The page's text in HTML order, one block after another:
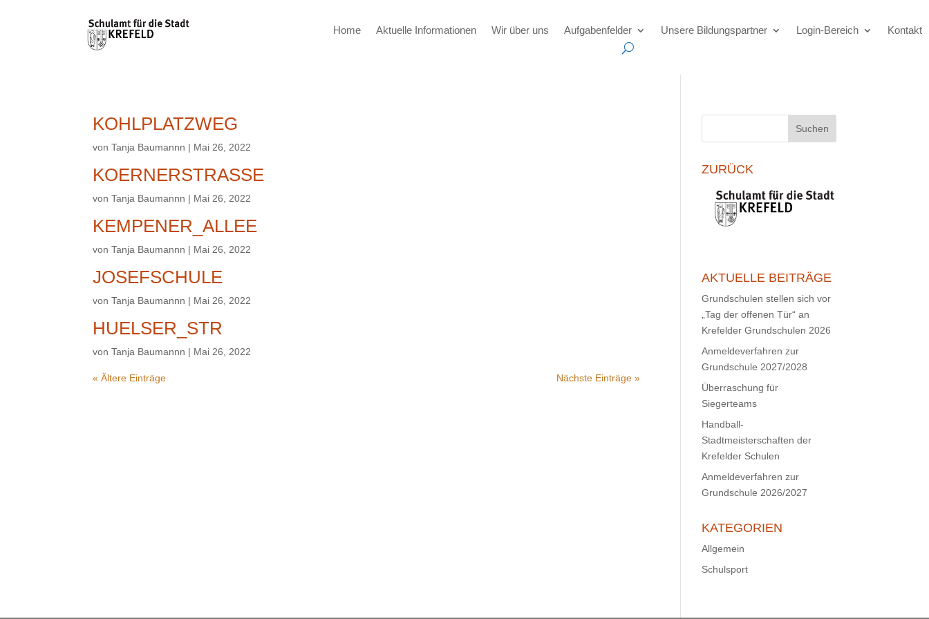
Home Aktuelle Informationen Wir über uns Aufgabenfelder Unsere Bildungspartner Login-Bereich Kontakt
KOHLPLATZWEG
vonTanja Baumannn | Mai 26, 2022
KOERNERSTRASSE
vonTanja Baumannn | Mai 26, 2022
KEMPENER_ALLEE
vonTanja Baumannn | Mai 26, 2022
JOSEFSCHULE
vonTanja Baumannn | Mai 26, 2022
HUELSER_STR
vonTanja Baumannn | Mai 26, 2022
« Ältere Einträge Nächste Einträge »
Suchen
ZURÜCK
AKTUELLE BEITRÄGE
Grundschulen stellen sich vor
„Tag der offenen Tür“ an
Krefelder Grundschulen 2026
Anmeldeverfahren zur
Grundschule 2027/2028
Überraschung für
Siegerteams
Handball-
Stadtmeisterschaften der
Krefelder Schulen
Anmeldeverfahren zur
Grundschule 2026/2027
KATEGORIEN
Allgemein
Schulsport